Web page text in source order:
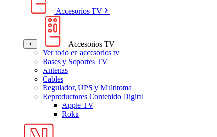
Accesorios TV
Accesorios TV
Ver todo en accesorios tv
Bases y Soportes TV
Antenas
Cables
Regulador, UPS y Multitoma
Reproductores Contenido Digital
Apple TV
Roku